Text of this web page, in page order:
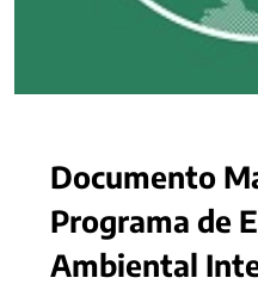
Documento
Programa de
Ambiental